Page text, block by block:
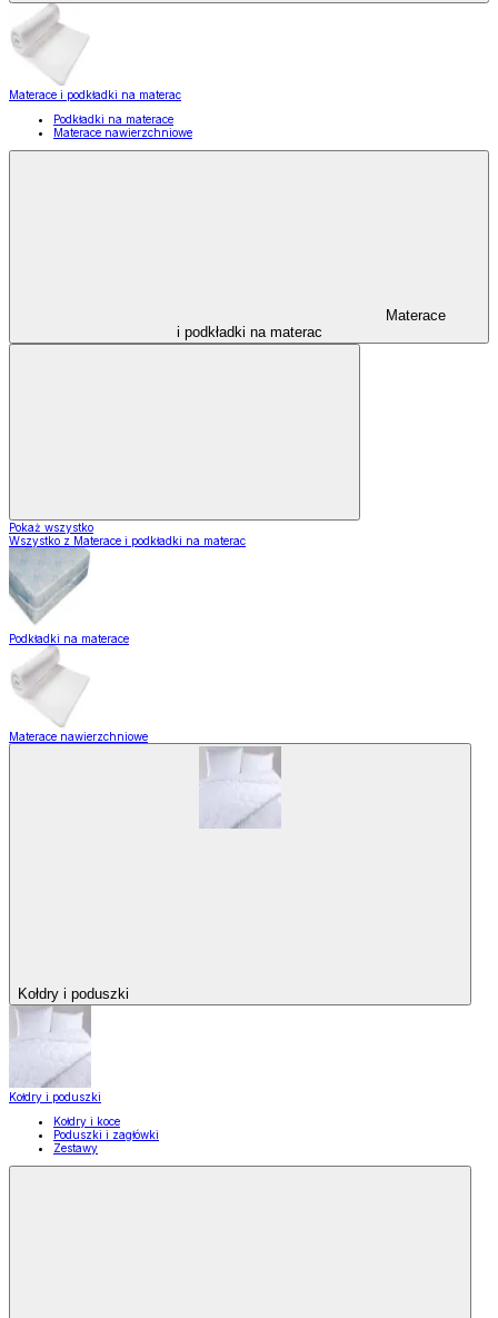
Materace i podkładki na materac
Podkładki na materace
Materace nawierzchniowe
Materace
i podkładki na materac
Pokaż wszystko
Wszystko z Materace i podkładki na materac
Podkładki na materace
Materace nawierzchniowe
Kołdry i poduszki
Kołdry i poduszki
Kołdry i koce
Poduszki i zagłówki
Zestawy